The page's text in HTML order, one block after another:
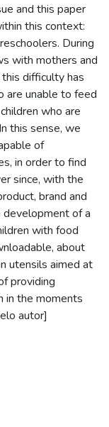
and this paper
this context:
During
with mothers and
difficulty has
are unable to feed
who are
this sense, we
of
in order to find
since, with the
brand and
of a
with food
about
utensils aimed at
providing
in the moments
autor]